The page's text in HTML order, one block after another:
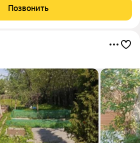
Лион, Чижик), пекарни, пункты
Позвонить